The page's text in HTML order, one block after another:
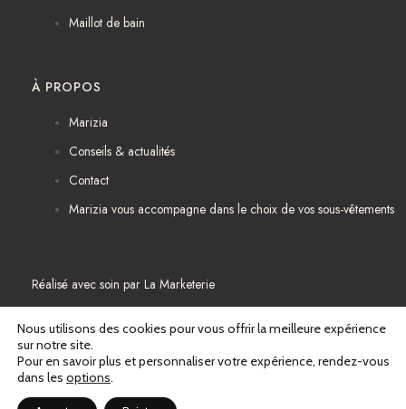
Maillot de bain
À PROPOS
Marizia
Conseils & actualités
Contact
Marizia vous accompagne dans le choix de vos sous-vêtements
Réalisé avec soin par La Marketerie
Mentions légales
Politique de confidentialité
Nous utilisons des cookies pour vous offrir la meilleure expérience
sur notre site.
Pour en savoir plus et personnaliser votre expérience, rendez-vous
dans les options.